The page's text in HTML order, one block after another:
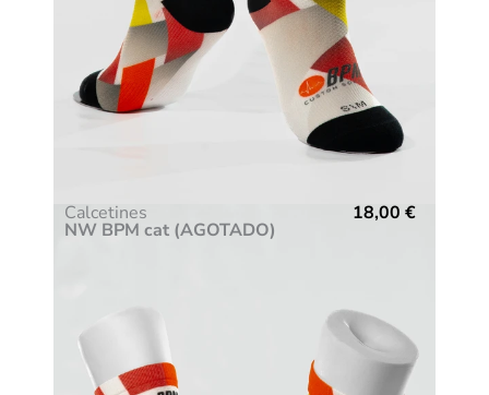
Calcetines
NW BPM cat (AGOTADO)
18,00 €